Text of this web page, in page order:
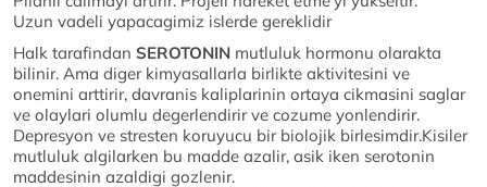
Uzun vadeli yapacagimiz islerde gereklidir
Halk tarafindan SEROTONIN mutluluk hormonu olarakta
bilinir. Ama diger kimyasallarla birlikte aktivitesini ve
onemini arttirir, davranis kaliplarinin ortaya cikmasini saglar
ve olaylari olumlu degerlendirir ve cozume yonlendirir.
Depresyon ve stresten koruyucu bir biolojik birlesimdir.Kisiler
mutluluk algilarken bu madde azalir, asik iken serotonin
maddesinin azaldigi gozlenir.